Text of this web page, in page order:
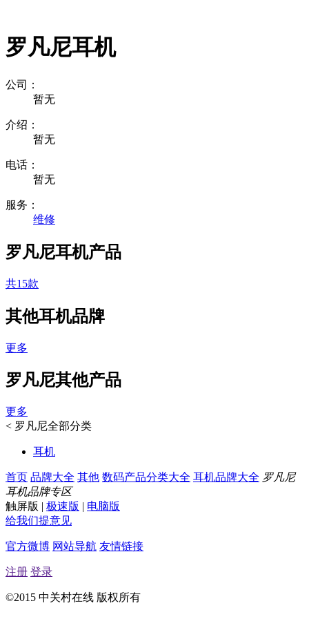
罗凡尼耳机
公司：
暂无
介绍：
暂无
电话：
暂无
服务：
维修
罗凡尼耳机产品
共15款
其他耳机品牌
更多
罗凡尼其他产品
更多
< 罗凡尼全部分类
耳机
首页 品牌大全 其他 数码产品分类大全 耳机品牌大全 罗凡尼
耳机品牌专区
触屏版 | 极速版 | 电脑版
给我们提意见
官方微博 网站导航 友情链接
注册 登录
©2015 中关村在线 版权所有